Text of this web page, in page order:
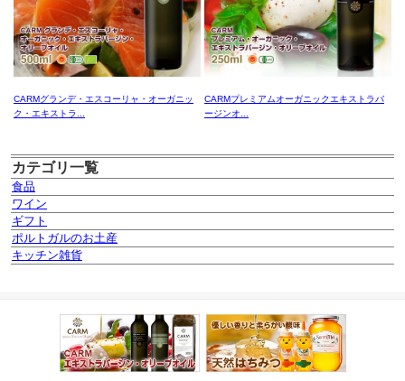
CARMグランデ・エスコーリャ・オーガニッ
ク・エキストラ...
CARMプレミアムオーガニックエキストラバ
ージンオ...
カテゴリ一覧
食品
ワイン
ギフト
ポルトガルのお土産
キッチン雑貨